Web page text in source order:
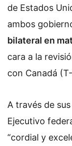
de Estados
ambos
bilateral en
cara a la
con Canadá
A través de
Ejecutivo
“cordial y